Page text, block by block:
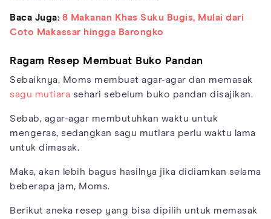
Baca Juga: 8 Makanan Khas Suku Bugis, Mulai dari
Coto Makassar hingga Barongko
Ragam Resep Membuat Buko Pandan
Sebaiknya, Moms membuat agar-agar dan memasak
sagu mutiara sehari sebelum buko pandan disajikan.
Sebab, agar-agar membutuhkan waktu untuk
mengeras, sedangkan sagu mutiara perlu waktu lama
untuk dimasak.
Maka, akan lebih bagus hasilnya jika didiamkan selama
beberapa jam, Moms.
Berikut aneka resep yang bisa dipilih untuk memasak